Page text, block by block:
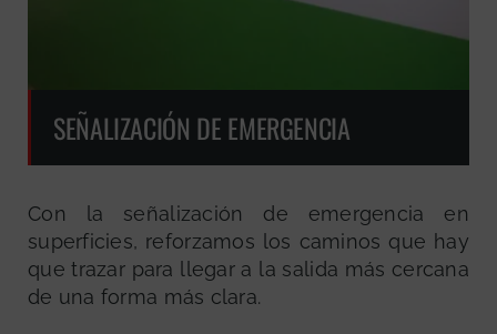
SEÑALIZACIÓN DE EMERGENCIA
Con la señalización de emergencia en
superficies, reforzamos los caminos que hay
que trazar para llegar a la salida más cercana
de una forma más clara.